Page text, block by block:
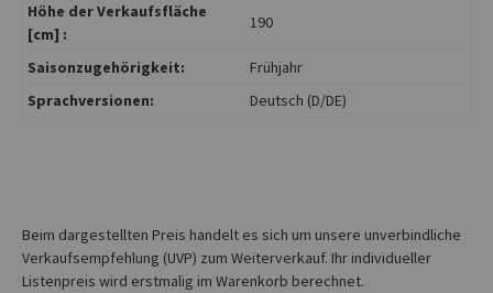
Höhe der Verkaufsfläche
[cm] :
190
Saisonzugehörigkeit:
Frühjahr
Sprachversionen:
Deutsch (D/DE)
Beim dargestellten Preis handelt es sich um unsere unverbindliche
Verkaufsempfehlung (UVP) zum Weiterverkauf. Ihr individueller
Listenpreis wird erstmalig im Warenkorb berechnet.